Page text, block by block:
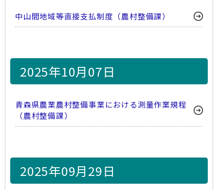
中山間地域等直接支払制度（農村整備課）
2025年10月07日
青森県農業農村整備事業における測量作業規程
（農村整備課）
2025年09月29日